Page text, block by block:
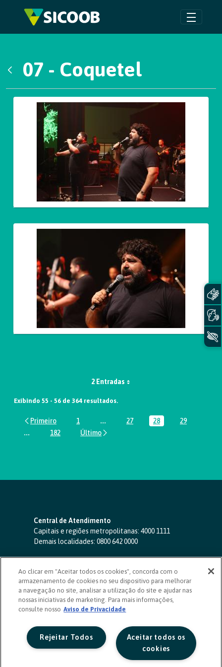
Pular para o Conteúdo principal
07 - Coquetel
Galeria de Mídias
2 Entradas
Exibindo 55 - 56 de 364 resultados.
Página
1 ...Páginas intermediárias Usar ABA
Página
27 Página
28 Página
29
...Páginas intermediárias Usar ABA para navegar.
Página
182
Central de Atendimento
Capitais e regiões metropolitanas: 4000 1111
Demais localidades: 0800 642 0000
SAC 24 horas-0800 724 4420
Ouvidoria
0800 725 0996
(de segunda a sexta, das 8h às 20h)
ouvidoriasicoob.com.br
Deficientes auditivos ou de fala
Ao clicar em "Aceitar todos os cookies", concorda com o
armazenamento de cookies no seu dispositivo para melhorar
a navegação no site, analisar a utilização do site e ajudar nas
nossas iniciativas de marketing. Para mais informações,
consulte nosso Aviso de Privacidade
Aceitar todos os
cookies
Rejeitar Todos